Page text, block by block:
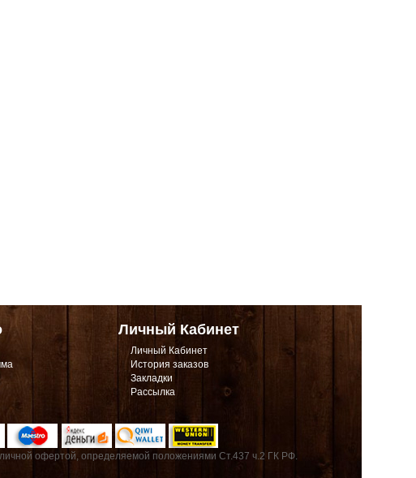
Личный Кабинет
Личный Кабинет
История заказов
Закладки
Рассылка
офертой, определяемой положениями Ст.437 ч.2 ГК РФ.